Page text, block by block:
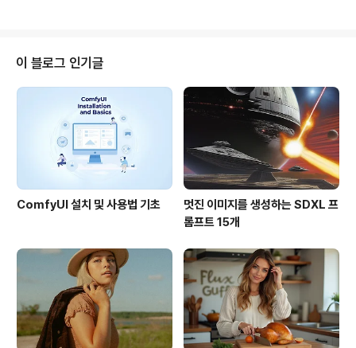
드는 보드상에 USB - UART 어탭터가 있어, 이것이 프로세서의 시리얼 포트
에 연결됩니다.이 보드는 헥사콥터나 옥타콥터에는 사..
이 블로그 인기글
ComfyUI 설치 및 사용법 기초
멋진 이미지를 생성하는 SDXL 프
롬프트 15개